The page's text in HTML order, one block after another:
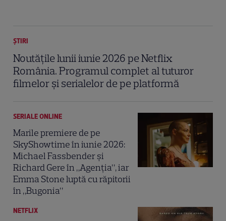
ȘTIRI
Noutățile lunii iunie 2026 pe Netflix
România. Programul complet al tuturor
filmelor și serialelor de pe platformă
SERIALE ONLINE
Marile premiere de pe
SkyShowtime în iunie 2026:
Michael Fassbender și
Richard Gere în „Agenția”, iar
Emma Stone luptă cu răpitorii
în „Bugonia”
NETFLIX